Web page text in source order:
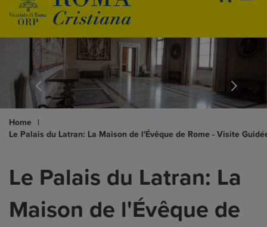
Home
|
Le Palais du Latran: La Maison de l'Évêque de Rome - Visite
Le Palais du Latran: La
Maison de l'Évêque de